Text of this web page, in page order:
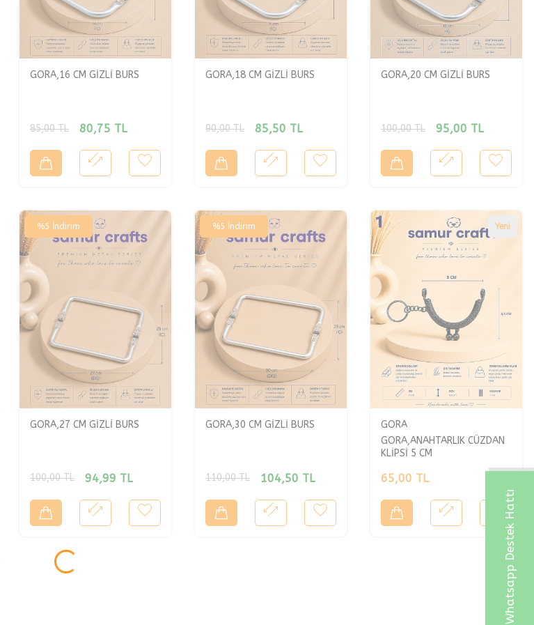
Whatsapp Destek Hattı
GORA,16 CM GİZLİ BURS
85,00TL 80,75 TL
GORA,18 CM GİZLİ BURS
90,00TL 85,50 TL
GORA,20 CM GİZLİ BURS
100,00TL 95,00 TL
%5 İndirim
GORA,27 CM GİZLİ BURS
100,00TL 94,99 TL
%5 İndirim
GORA,30 CM GİZLİ BURS
110,00TL 104,50 TL
Yeni
GORA
GORA,ANAHTARLIK CÜZDAN
KLİPSİ 5 CM
65,00 TL